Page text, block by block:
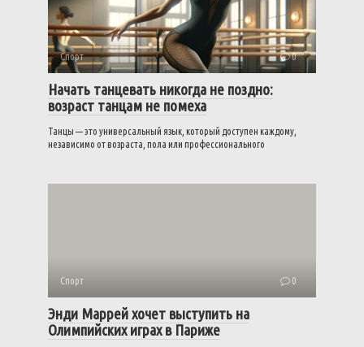
Спорт 0
Начать танцевать никогда не поздно:
возраст танцам не помеха
Танцы — это универсальный язык, который доступен каждому,
независимо от возраста, пола или профессионального
Спорт 0
Энди Маррей хочет выступить на
Олимпийских играх в Париже